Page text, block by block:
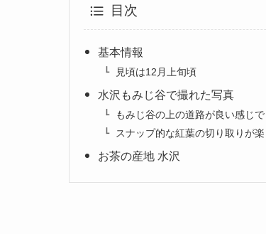
目次
基本情報
見頃は12月上旬頃
水沢もみじ谷で撮れた写真
もみじ谷の上の道路が良い感じで
スナップ的な紅葉の切り取りが楽
お茶の産地 水沢